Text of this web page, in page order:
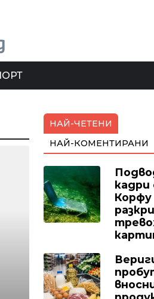
НАЙ-ЧЕТЕНИ
НАЙ-КОМЕНТИРАНИ
Корфу